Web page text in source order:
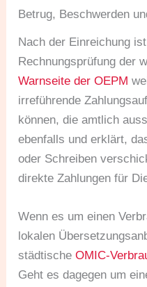
Betrug, Beschwerden
Nach der Einreichung
Rechnungsprüfung der
Warnseite der OEPM
irreführende
können, die amtlich
ebenfalls und erklärt,
oder Schreiben
direkte Zahlungen für
Wenn es um einen
lokalen
städtischeOMIC-
Geht es dagegen um